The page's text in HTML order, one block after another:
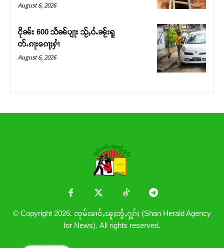
August 6, 2026
ငိုၼ်း 600 သႅၼ်ပျႃး သႂ်ႇဝႆႉၼႂ်းရူ
တ်ႉၵႃးၵေႃႈႁၢႆ
August 6, 2026
© Copyright 2026. ၸုမ်းၶၢဝ်ႇၽူႈတွႆႇႁွၵ်ႈ (Shan Herald Agency
for News). All rights reserved.